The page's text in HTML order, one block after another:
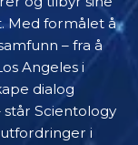
Med formålet å
– fra å
Angeles i
dialog
Scientology
i